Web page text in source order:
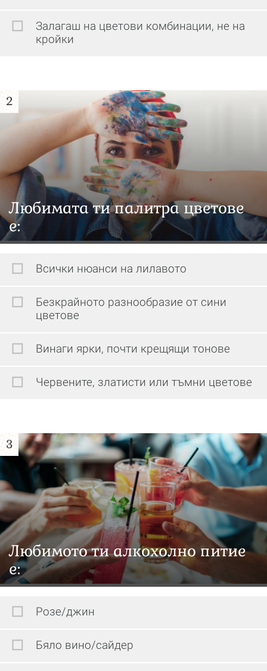
Залагаш на цветови комбинации, не на
кройки
2
Любимата ти палитра цветове
е:
Всички нюанси на лилавото
Безкрайното разнообразие от сини
цветове
Винаги ярки, почти крещящи тонове
Червените, златисти или тъмни цветове
3
Любимото ти алкохолно питие
е:
Розе/джин
Бяло вино/сайдер